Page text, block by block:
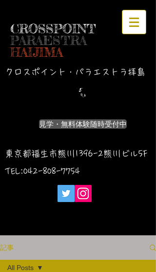
CROSSPOINT
PARAESTRA
HAIJIMA
クロスポイント・パラエストラ拝島
見学・無料体験随時受付中
東京都福生市熊川1396-2熊川ビル5F
TEL:042-808-7754
記事
All Posts